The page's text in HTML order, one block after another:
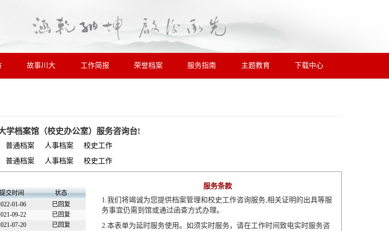
故事川大 工作简报 荣誉档案 服务指南 主题教育 下载中心
学档案馆（校史办公室）服务咨询台!
普通档案 人事档案
校史工作
普通档案 人事档案 校史工作
提交时间
状态
01-06
已回复
09-22
已回复
07-20
已回复
服务条款
1.我们将竭诚为您提供档案管理和校史工作咨询服务,相关证明的出具等服
务事宜仍需到馆或通过函查方式办理。
2.本表单为延时服务使用。如须实时服务，请在工作时间致电实时服务咨